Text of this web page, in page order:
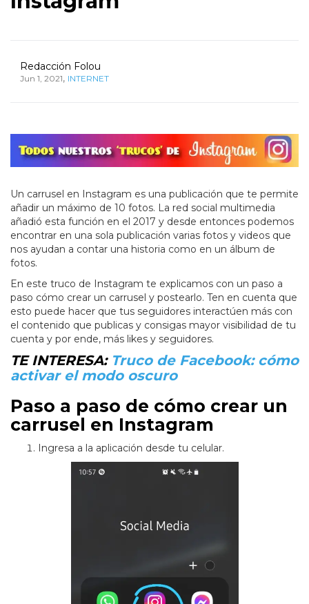
Redacción Folou
Jun 1, 2021, INTERNET
Un carrusel en Instagram es una publicación que te permite
añadir un máximo de 10 fotos. La red social multimedia
añadió esta función en el 2017 y desde entonces podemos
encontrar en una sola publicación varias fotos y videos que
nos ayudan a contar una historia como en un álbum de
fotos.
En este truco de Instagram te explicamos con un paso a
paso cómo crear un carrusel y postearlo. Ten en cuenta que
esto puede hacer que tus seguidores interactúen más con
el contenido que publicas y consigas mayor visibilidad de tu
cuenta y por ende, más likes y seguidores.
TE INTERESA: Truco de Facebook: cómo
activar el modo oscuro
Paso a paso de cómo crear un
carrusel en Instagram
Ingresa a la aplicación desde tu celular.